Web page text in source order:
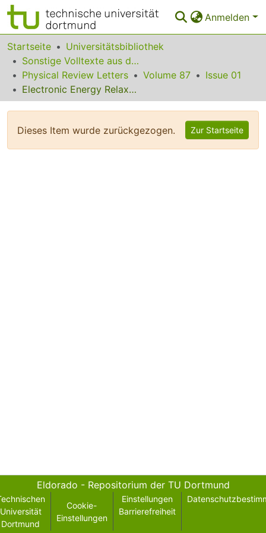
Anmelden
Bereiche & Sammlungen
Das gesamte Repositorium
Statistiken
Startseite
Universitätsbibliothek
Sonstige Volltexte aus dem Bibliotheksangebot
Physical Review Letters
Volume 87
Issue 01
Electronic Energy Relaxation and Transition Frequency Jumps of Single Molecules at 30 mK
Dieses Item wurde zurückgezogen. Zur Startseite
Eldorado - Repositorium der TU Dortmund
Universität
Dortmund
Cookie-
Einstellungen
Einstellungen
Barrierefreiheit